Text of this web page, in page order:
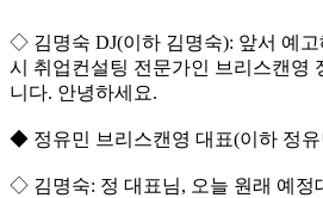
◇ 김명숙 DJ(이하 김명숙): 앞서 예
시 취업컨설팅 전문가인 브리스캔영
니다. 안녕하세요.
◆ 정유민 브리스캔영 대표(이하 정유
◇ 김명숙: 정 대표님, 오늘 원래 예정